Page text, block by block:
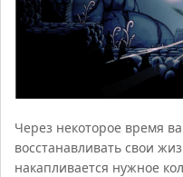
Через некоторое время
восстанавливать свои
накапливается нужное